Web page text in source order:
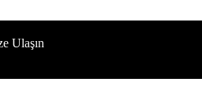
Ulaşın